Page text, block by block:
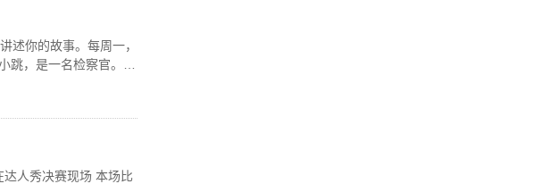
述你的故事。每周一，
跳，是一名检察官。我
人秀决赛现场 本场比